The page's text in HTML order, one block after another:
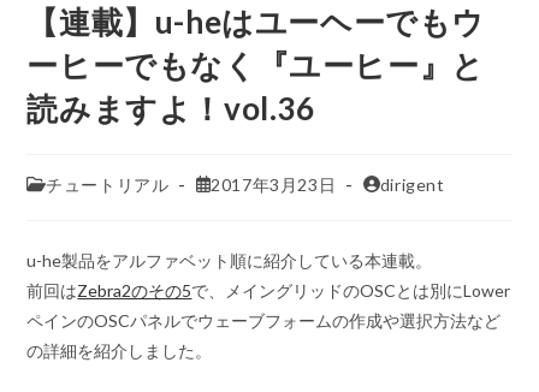
【連載】u-heはユーヘーでもウ
ーヒーでもなく『ユーヒー』と
読みますよ！vol.36
チュートリアル 2017年3月23日 dirigent
u-he製品をアルファベット順に紹介している本連載。
前回はZebra2のその5で、メイングリッドのOSCとは別にLower
ペインのOSCパネルでウェーブフォームの作成や選択方法など
の詳細を紹介しました。